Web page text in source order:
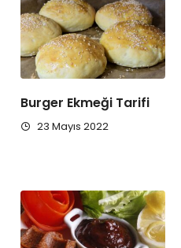
Burger Ekmeği Tarifi
23 Mayıs 2022